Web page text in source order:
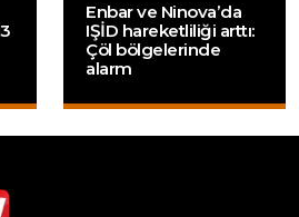
Enbar ve Ninova’da
IŞİD hareketliliği arttı:
Çöl bölgelerinde
alarm